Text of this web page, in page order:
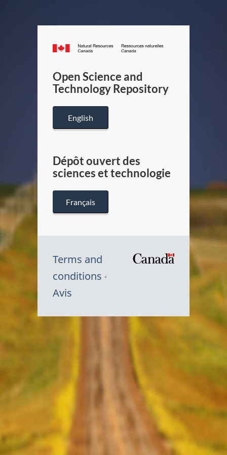
Canada.ca
/
Canada
Open Science and
Technology Repository
English
Dépôt ouvert des
sciences et technologie
Français
Terms and
conditions
Avis
Symbole
Canada